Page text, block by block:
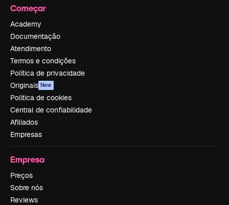
Começar
Academy
Documentação
Atendimento
Termos e condições
Política de privacidade
Originais New
Política de cookies
Central de confiabilidade
Afiliados
Empresas
Empresa
Preços
Sobre nós
Reviews